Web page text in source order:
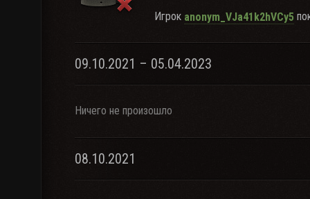
Игрок anonym_VJa41k2hVCy5
09.10.2021 – 05.04.2023
Ничего не произошло
08.10.2021